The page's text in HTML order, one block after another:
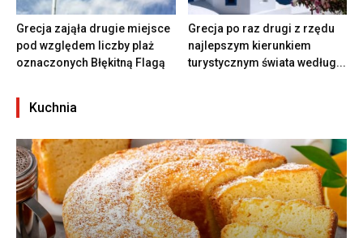
Grecja zająła drugie miejsce
pod względem liczby plaż
oznaczonych Błękitną Flagą
Grecja po raz drugi z rzędu
najlepszym kierunkiem
turystycznym świata według...
Kuchnia